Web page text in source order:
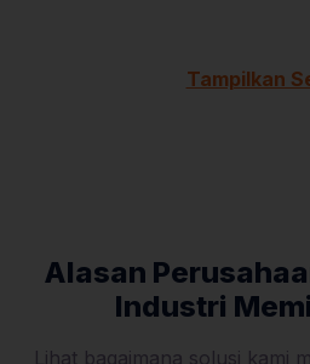
Tampilkan
Alasan
Industri
Lihat bagaimana solusi kami